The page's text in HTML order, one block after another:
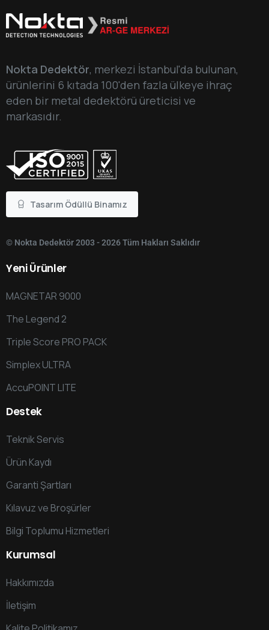
Nokta Dedektör, merkezi İstanbul'da bulunan,
ürünlerini 6 kıtada 100'den fazla ülkeye ihraç
eden bir metal dedektörü üreticisi ve
markasıdır.
Tasarım Ödüllü Binamız
© Nokta Dedektör 2003 - 2026 Tüm Hakları Saklıdır
YeniÜrünler
MAGNETAR 9000
The Legend 2
Triple Score PRO PACK
Simplex ULTRA
AccuPOINT LITE
Destek
Teknik Servis
Ürün Kaydı
Garanti Şartları
Kılavuz ve Broşürler
Bilgi Toplumu Hizmetleri
Kurumsal
Hakkımızda
İletişim